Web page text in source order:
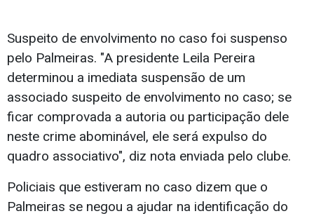
Suspeito de envolvimento no caso foi suspenso
pelo Palmeiras. "A presidente Leila Pereira
determinou a imediata suspensão de um
associado suspeito de envolvimento no caso; se
ficar comprovada a autoria ou participação dele
neste crime abominável, ele será expulso do
quadro associativo", diz nota enviada pelo clube.
Policiais que estiveram no caso dizem que o
Palmeiras se negou a ajudar na identificação do